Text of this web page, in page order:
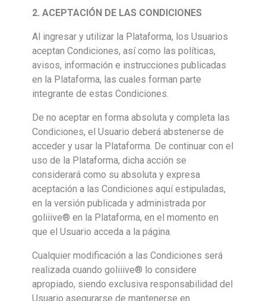
2. ACEPTACIÓN DE LAS CONDICIONES
Al ingresar y utilizar la Plataforma, los Usuarios
aceptan Condiciones, así como las políticas,
avisos, información e instrucciones publicadas
en la Plataforma, las cuales forman parte
integrante de estas Condiciones.
De no aceptar en forma absoluta y completa las
Condiciones, el Usuario deberá abstenerse de
acceder y usar la Plataforma. De continuar con el
uso de la Plataforma, dicha acción se
considerará como su absoluta y expresa
aceptación a las Condiciones aquí estipuladas,
en la versión publicada y administrada por
goliiive® en la Plataforma, en el momento en
que el Usuario acceda a la página.
Cualquier modificación a las Condiciones será
realizada cuando goliiive® lo considere
apropiado, siendo exclusiva responsabilidad del
Usuario asegurarse de mantenerse en